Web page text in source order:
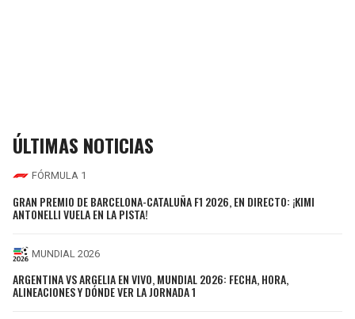
ÚLTIMAS NOTICIAS
FÓRMULA 1
GRAN PREMIO DE BARCELONA-CATALUÑA F1 2026, EN DIRECTO: ¡KIMI
ANTONELLI VUELA EN LA PISTA!
MUNDIAL 2026
ARGENTINA VS ARGELIA EN VIVO, MUNDIAL 2026: FECHA, HORA,
ALINEACIONES Y DÓNDE VER LA JORNADA 1